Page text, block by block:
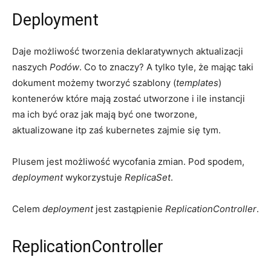
Deployment
Daje możliwość tworzenia deklaratywnych aktualizacji
naszych Podów. Co to znaczy? A tylko tyle, że mając taki
dokument możemy tworzyć szablony (templates)
kontenerów które mają zostać utworzone i ile instancji
ma ich być oraz jak mają być one tworzone,
aktualizowane itp zaś kubernetes zajmie się tym.
Plusem jest możliwość wycofania zmian. Pod spodem,
deploymentwykorzystuje ReplicaSet.
Celem deploymentjest zastąpienie ReplicationController.
ReplicationController